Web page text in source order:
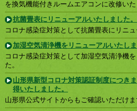
を換気機能付きルームエアコンに改修いた
抗菌畳表にリニューアルいたしました。
コロナ感染症対策として抗菌畳表にリニュ
加湿空気清浄機をリニューアルいたしま
コロナ感染症対策として加湿空気清浄機
た。
山形県新型コロナ対策認証制度につき
得いたしました。
山形県公式サイトからもご確認いただけま